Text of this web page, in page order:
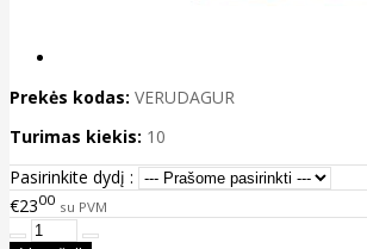
Prekės kodas: VERUDAGUR
Turimas kiekis: 10
Pasirinkite dydį :
€2300 su PVM